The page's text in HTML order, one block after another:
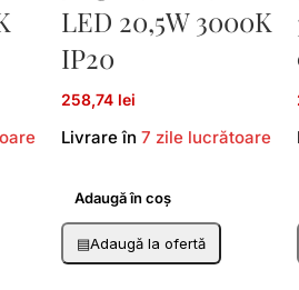
LED 20,5W 3000K
IP20
258,74 lei
Livrare în 7 zile lucrătoare
Adaugă în coș
▤Adaugă la ofertă